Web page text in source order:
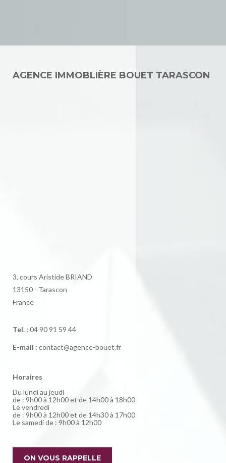
AGENCE IMMOBLIÈRE BOUET TARASCON
3, cours Aristide BRIAND
13150 - Tarascon
France
Tel. : 04 90 91 59 44
E-mail : contact@agence-bouet.fr
Horaires
Du lundi au jeudi
de : 9h00 à 12h00 et de 14h00 à 18h00
Le vendredi
de : 9h00 à 12h00 et de 14h30 à 17h00
Le samedi de : 9h00 à 12h00
ON VOUS RAPPELLE